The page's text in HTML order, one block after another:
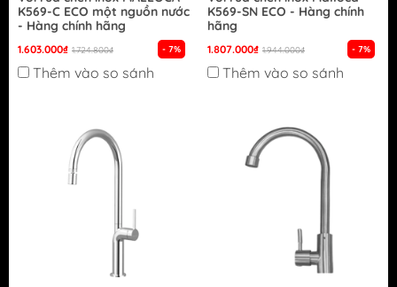
K569-C ECO một nguồn nước
- Hàng chính hãng
1.603.000₫ 1.724.800₫ - 7%
Thêm vào so sánh
K569-SN ECO - Hàng chính
hãng
1.807.000₫ 1.944.000₫ - 7%
Thêm vào so sánh